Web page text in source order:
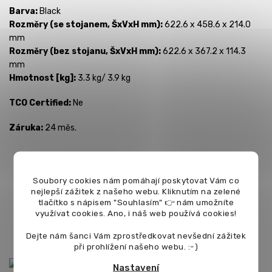
Soubory cookies nám pomáhají poskytovat Vám co
nejlepší zážitek z našeho webu. Kliknutím na zelené
tlačítko s nápisem "Souhlasím" 👉 nám umožníte
využívat cookies.Ano, i náš web používá cookies!
Dejte nám šanci Vám zprostředkovat nevšední zážitek
při prohlížení našeho webu. :-)
Nastavení
Barva: Black
Rozměry (se stojanem, ŠxVxH mm):622.6 x 458.6 x 214.0
mm
Rozměry (bez stojanu, ŠxVxH mm):622.6 x 367.2 x 114.3
mm
Hmotnost [kg]: 3.3 kg/ 3.9 kg
TCO Certified: Ne
Záruka: 24 měs.
27" Prohnutý monitor S360GD
VA panel s prohnutím 1800R s rozlišením FullHD | Frekvence
100Hz, doba odezvy 4ms | HDMI, 1x D-Sub, 1x konektor na
sluchátka